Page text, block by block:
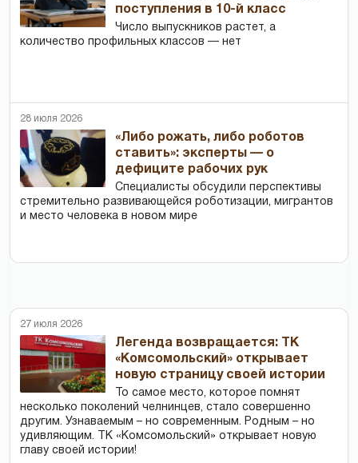
поступления в 10-й класс
Число выпускников растет, а
количество профильных классов — нет
28 июля 2026
«Либо рожать, либо роботов
ставить»: эксперты — о
дефиците рабочих рук
Специалисты обсудили перспективы
стремительно развивающейся роботизации, мигрантов
и место человека в новом мире
27 июля 2026
Легенда возвращается: ТК
«Комсомольский» открывает
новую страницу своей истории
То самое место, которое помнят
несколько поколений челнинцев, стало совершенно
другим. Узнаваемым – но современным. Родным – но
удивляющим. ТК «Комсомольский» открывает новую
главу своей истории!